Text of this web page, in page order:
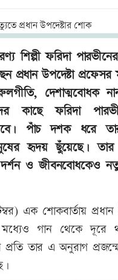
শিল্পী ফরিদা
প্রধান উপদেষ্টা
দেশাত্মবোধক
কাছে ফরিদা
পাঁচ দশক ধরে
হৃদয় ছুঁয়েছে।
দর্শন ও জীবনবোধকেও
এক শোকবার্তায়
মধ্যেও গান থেকে দূরে
প্রতি তার এ অনুরাগ